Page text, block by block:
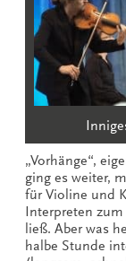
„Vorhänge“,
ging es weiter,
für Violine und
Interpreten
ließ. Aber was
halbe Stunde